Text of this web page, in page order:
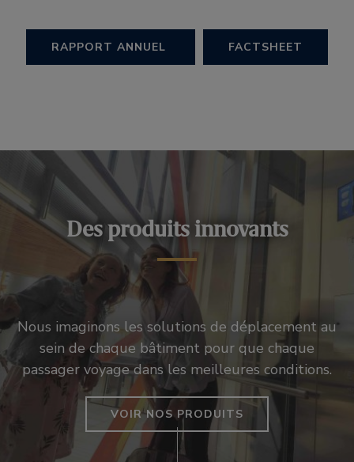
RAPPORT ANNUEL FACTSHEET
Des produits innovants
Nous imaginons les solutions de déplacement au
sein de chaque bâtiment pour que chaque
passager voyage dans les meilleures conditions.
VOIR NOS PRODUITS